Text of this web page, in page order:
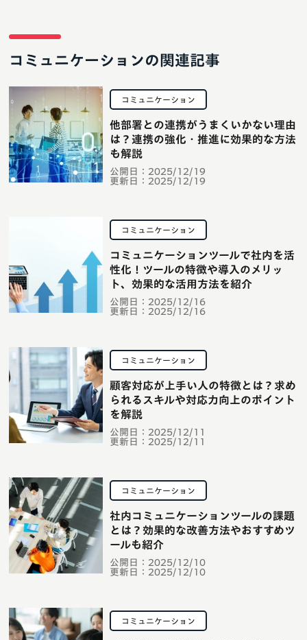
コミュニケーションの関連記事
コミュニケーション
公開日： 2025/12/19
更新日： 2025/12/19
他部署との連携がうまくいかない理由
は？連携の強化・推進に効果的な方法
も解説
コミュニケーション
公開日： 2025/12/16
更新日： 2025/12/16
コミュニケーションツールで社内を活
性化！ツールの特徴や導入のメリッ
ト、効果的な活用方法を紹介
コミュニケーション
公開日： 2025/12/11
更新日： 2025/12/11
顧客対応が上手い人の特徴とは？求め
られるスキルや対応力向上のポイント
を解説
コミュニケーション
公開日： 2025/12/10
更新日： 2025/12/10
社内コミュニケーションツールの課題
とは？効果的な改善方法やおすすめツ
ールも紹介
コミュニケーション